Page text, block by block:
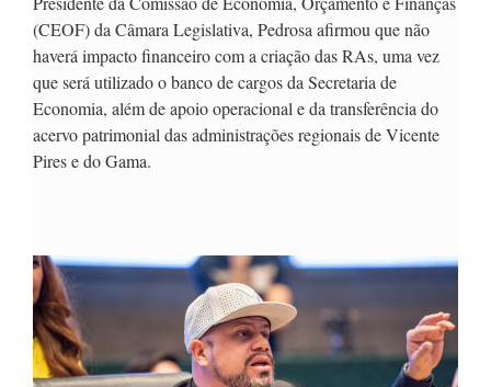
(CEOF) da Câmara Legislativa, Pedrosa afirmou que não
haverá impacto financeiro com a criação das RAs, uma vez
que será utilizado o banco de cargos da Secretaria de
Economia, além de apoio operacional e da transferência do
acervo patrimonial das administrações regionais de Vicente
Pires e do Gama.